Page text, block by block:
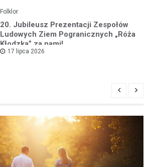
Folklor
20. Jubileusz Prezentacji Zespołów
Ludowych Ziem Pogranicznych „Róża
Kłodzka” za nami!
17 lipca 2026